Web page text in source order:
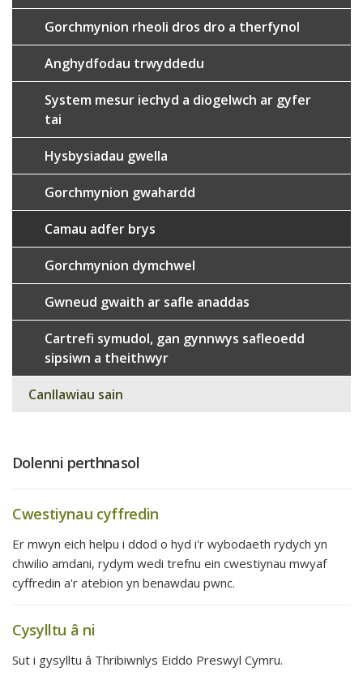
Gorchmynion rheoli dros dro a therfynol
Anghydfodau trwyddedu
System mesur iechyd a diogelwch ar gyfer
tai
Hysbysiadau gwella
Gorchmynion gwahardd
Camau adfer brys
Gorchmynion dymchwel
Gwneud gwaith ar safle anaddas
Cartrefi symudol, gan gynnwys safleoedd
sipsiwn a theithwyr
Canllawiau sain
Dolenni perthnasol
Cwestiynau cyffredin
Er mwyn eich helpu i ddod o hyd i'r wybodaeth rydych yn
chwilio amdani, rydym wedi trefnu ein cwestiynau mwyaf
cyffredin a'r atebion yn benawdau pwnc.
Cysylltu â ni
Sut i gysylltu â Thribiwnlys Eiddo Preswyl Cymru.